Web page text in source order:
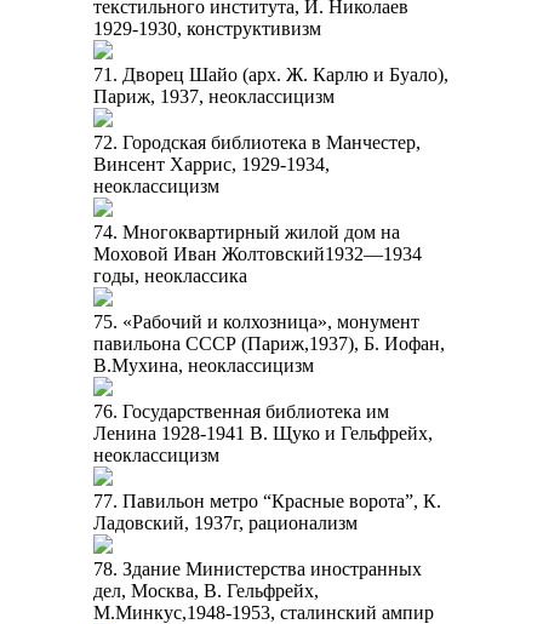
текстильного института, И. Николаев
1929-1930, конструктивизм
71. Дворец Шайо (арх. Ж. Карлю и Буало),
Париж, 1937, неоклассицизм
72. Городская библиотека в Манчестер,
Винсент Харрис, 1929-1934,
неоклассицизм
74. Многоквартирный жилой дом на
Моховой Иван Жолтовский1932—1934
годы, неоклассика
75. «Рабочий и колхозница», монумент
павильона СССР (Париж,1937), Б. Иофан,
В.Мухина, неоклассицизм
76. Государственная библиотека им
Ленина 1928-1941 В. Щуко и Гельфрейх,
неоклассицизм
77. Павильон метро “Красные ворота”, К.
Ладовский, 1937г, рационализм
78. Здание Министерства иностранных
дел, Москва, В. Гельфрейх,
М.Минкус,1948-1953, сталинский ампир